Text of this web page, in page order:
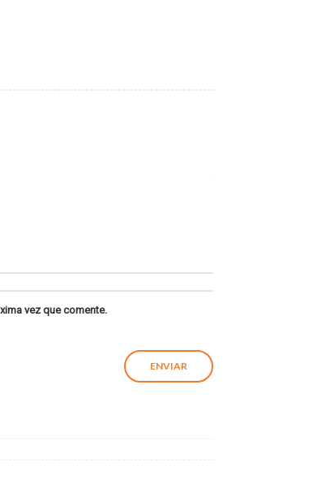
vez que comente.